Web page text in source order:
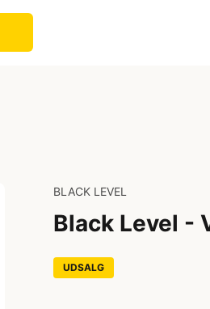
BLACK LEVEL
Black Level -
UDSALG